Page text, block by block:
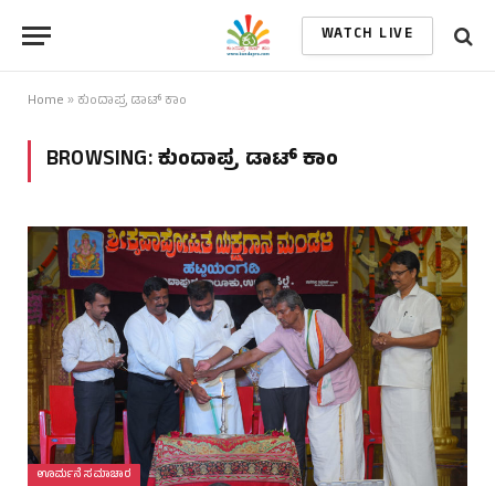
WATCH LIVE
Home »ಕುಂದಾಪ್ರ ಡಾಟ್ ಕಾಂ
BROWSING:ಕುಂದಾಪ್ರ ಡಾಟ್ ಕಾಂ
ಊರ್ಮನೆ ಸಮಾಚಾರ